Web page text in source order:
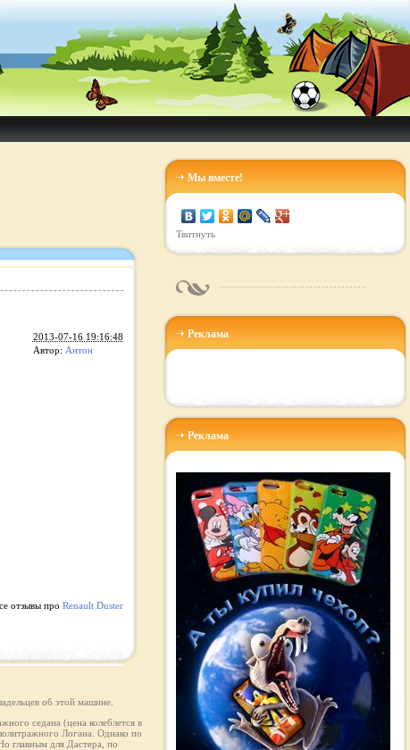
2013-07-16 19:16:48
Автор: Антон
отзывы про Renault Duster
об этой машине.
седана (цена колеблется в
Логана. Однако по
главным для Дастера, по
Мы вместе!
Твитнуть
Реклама
Реклама